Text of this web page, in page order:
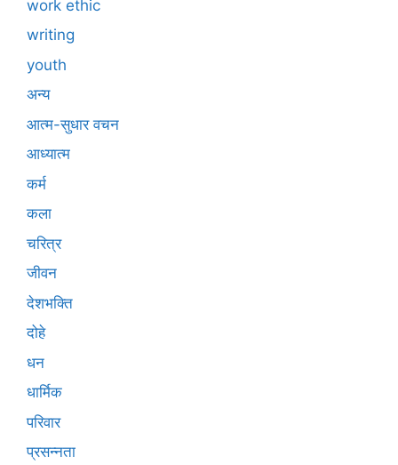
work ethic
writing
youth
अन्य
आत्म-सुधार वचन
आध्यात्म
कर्म
कला
चरित्र
जीवन
देशभक्ति
दोहे
धन
धार्मिक
परिवार
प्रसन्नता